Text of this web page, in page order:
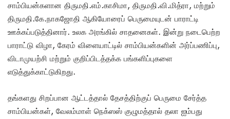
சாம்பியன்களான திருமதி.எம்.காசிமா, திருமதி.வி.மித்ரா, மற்றும்
திருமதி.கே.நாகஜோதி ஆகியோரைப் பெருமையுடன் பாராட்டி
ஊக்கப்படுத்தினார். உலக அரங்கில் சாதனைகள். இன்று நடைபெற்ற
பாராட்டு விழா, கேரம் விளையாட்டில் சாம்பியன்களின் அர்ப்பணிப்பு,
விடாமுயற்சி மற்றும் குறிப்பிடத்தக்க பங்களிப்புகளை
எடுத்துக்காட்டுகிறது.
தங்களது சிறப்பான ஆட்டத்தால் தேசத்திற்குப் பெருமை சேர்த்த
சாம்பியன்கள், வேலம்மாள் நெக்ஸஸ் குழுமத்தால் தலா ஐம்பது